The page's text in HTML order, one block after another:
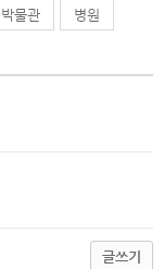
박물관 병원
글쓰기